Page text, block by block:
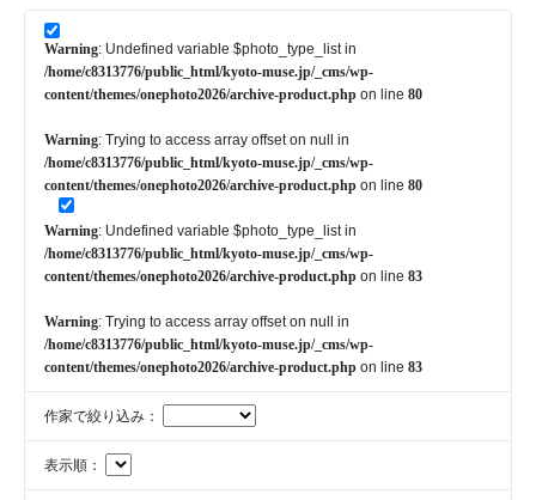
Warning: Undefined variable $photo_type_list in
/home/c8313776/public_html/kyoto-muse.jp/_cms/wp-
content/themes/onephoto2026/archive-product.php on line 80
Warning: Trying to access array offset on null in
/home/c8313776/public_html/kyoto-muse.jp/_cms/wp-
content/themes/onephoto2026/archive-product.php on line 80
Warning: Undefined variable $photo_type_list in
/home/c8313776/public_html/kyoto-muse.jp/_cms/wp-
content/themes/onephoto2026/archive-product.php on line 83
Warning: Trying to access array offset on null in
/home/c8313776/public_html/kyoto-muse.jp/_cms/wp-
content/themes/onephoto2026/archive-product.php on line 83
作家で絞り込み：
表示順：